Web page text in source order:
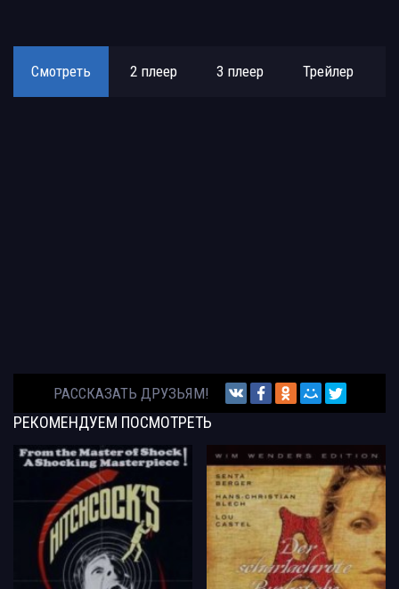
Смотреть 2 плеер 3 плеер Трейлер
РАССКАЗАТЬ ДРУЗЬЯМ!
РЕКОМЕНДУЕМ ПОСМОТРЕТЬ